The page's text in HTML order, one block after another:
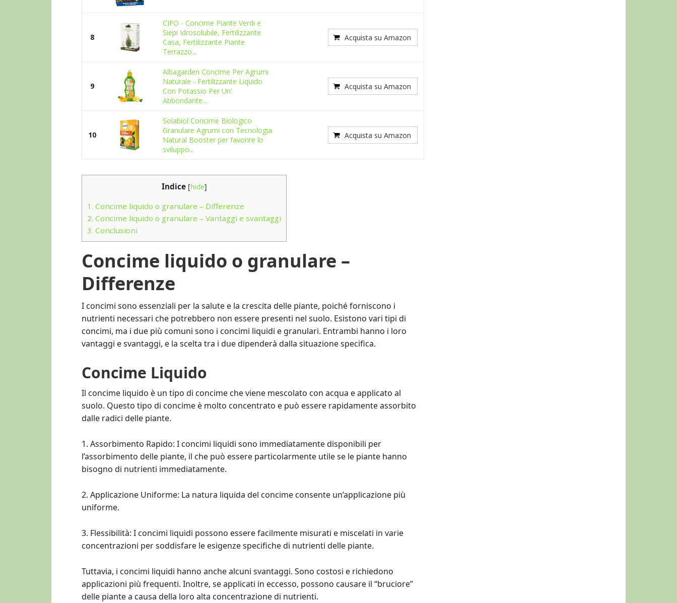
8
CIFO - Concime Piante Verdi e
Siepi Idrosolubile, Fertilizzante
Casa, Fertilizzante Piante
Terrazzo...
Acquista su Amazon
9
Albagarden Concime Per Agrumi
Naturale - Fertilizzante Liquido
Con Potassio Per Un'
Abbondante...
Acquista su Amazon
10
Solabiol Concime Biologico
Granulare Agrumi con Tecnologia
Natural Booster per favorire lo
sviluppo...
Acquista su Amazon
Indice [hide]
1. Concime liquido o granulare – Differenze
2. Concime liquido o granulare – Vantaggi e svantaggi
3. Conclusioni
Concime liquido o granulare –
Differenze
I concimi sono essenziali per la salute e la crescita delle piante, poiché forniscono i
nutrienti necessari che potrebbero non essere presenti nel suolo. Esistono vari tipi di
concimi, ma i due più comuni sono i concimi liquidi e granulari. Entrambi hanno i loro
vantaggi e svantaggi, e la scelta tra i due dipenderà dalla situazione specifica.
Concime Liquido
Il concime liquido è un tipo di concime che viene mescolato con acqua e applicato al
suolo. Questo tipo di concime è molto concentrato e può essere rapidamente assorbito
dalle radici delle piante.
1. Assorbimento Rapido: I concimi liquidi sono immediatamente disponibili per
l’assorbimento delle piante, il che può essere particolarmente utile se le piante hanno
bisogno di nutrienti immediatamente.
2. Applicazione Uniforme: La natura liquida del concime consente un’applicazione più
uniforme.
3. Flessibilità: I concimi liquidi possono essere facilmente misurati e miscelati in varie
concentrazioni per soddisfare le esigenze specifiche di nutrienti delle piante.
Tuttavia, i concimi liquidi hanno anche alcuni svantaggi. Sono costosi e richiedono
applicazioni più frequenti. Inoltre, se applicati in eccesso, possono causare il “bruciore”
delle piante a causa della loro alta concentrazione di nutrienti.